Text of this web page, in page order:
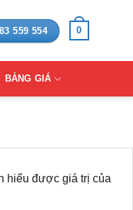
559 554 0
BẢNG GIÁ
hiểu được giá trị của